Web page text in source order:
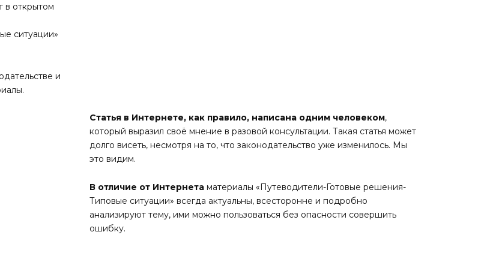
в открытом
ситуации»
и
Статья в Интернете, как правило, написана одним человеком,
который выразил своё мнение в разовой консультации. Такая статья может
долго висеть, несмотря на то, что законодательство уже изменилось. Мы
это видим.
В отличие от Интернета материалы «Путеводители-Готовые решения-
Типовые ситуации» всегда актуальны, всесторонне и подробно
анализируют тему, ими можно пользоваться без опасности совершить
ошибку.